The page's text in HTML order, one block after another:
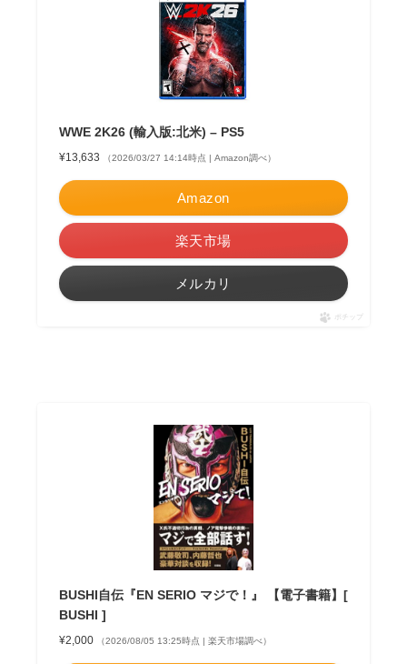
WWE 2K26 (輸入版:北米) – PS5
¥13,633 （2026/03/27 14:14時点 | Amazon調べ）
Amazon
楽天市場
メルカリ
ポチップ
BUSHI自伝『EN SERIO マジで！』 【電子書籍】[
BUSHI ]
¥2,000 （2026/08/05 13:25時点 | 楽天市場調べ）